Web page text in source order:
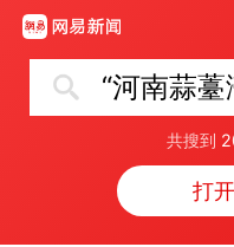
“河南蒜
共搜到
打